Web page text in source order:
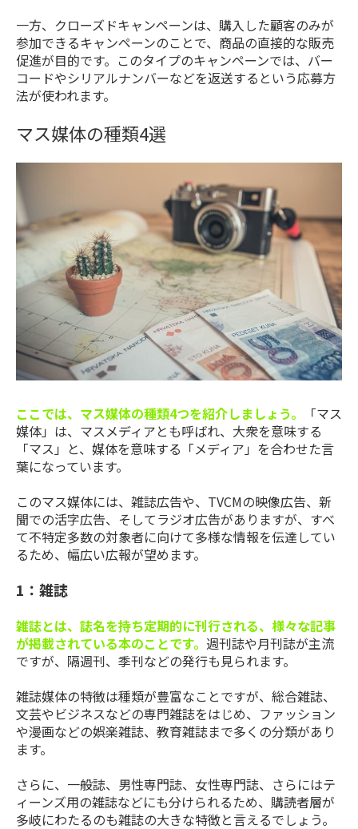
一方、クローズドキャンペーンは、購入した顧客のみが
参加できるキャンペーンのことで、商品の直接的な販売
促進が目的です。このタイプのキャンペーンでは、バー
コードやシリアルナンバーなどを返送するという応募方
法が使われます。
マス媒体の種類4選
ここでは、マス媒体の種類4つを紹介しましょう。
「マス
媒体」は、マスメディアとも呼ばれ、大衆を意味する
「マス」と、媒体を意味する「メディア」を合わせた言
葉になっています。
このマス媒体には、雑誌広告や、TVCMの映像広告、新
聞での活字広告、そしてラジオ広告がありますが、すべ
て不特定多数の対象者に向けて多様な情報を伝達してい
るため、幅広い広報が望めます。
1：雑誌
雑誌とは、誌名を持ち定期的に刊行される、様々な記事
が掲載されている本のことです。 週刊誌や月刊誌が主流
ですが、隔週刊、季刊などの発行も見られます。
雑誌媒体の特徴は種類が豊富なことですが、総合雑誌、
文芸やビジネスなどの専門雑誌をはじめ、ファッション
や漫画などの娯楽雑誌、教育雑誌まで多くの分類があり
ます。
さらに、一般誌、男性専門誌、女性専門誌、さらにはテ
ィーンズ用の雑誌などにも分けられるため、購読者層が
多岐にわたるのも雑誌の大きな特徴と言えるでしょう。